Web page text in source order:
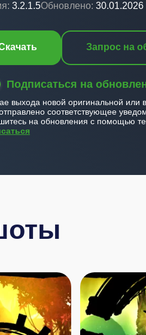
3.2.1.5Обновлено: 30.01.2026
Запрос на
Подписаться на
выхода новой оригинальной или
соответствующее
на обновления с помощью